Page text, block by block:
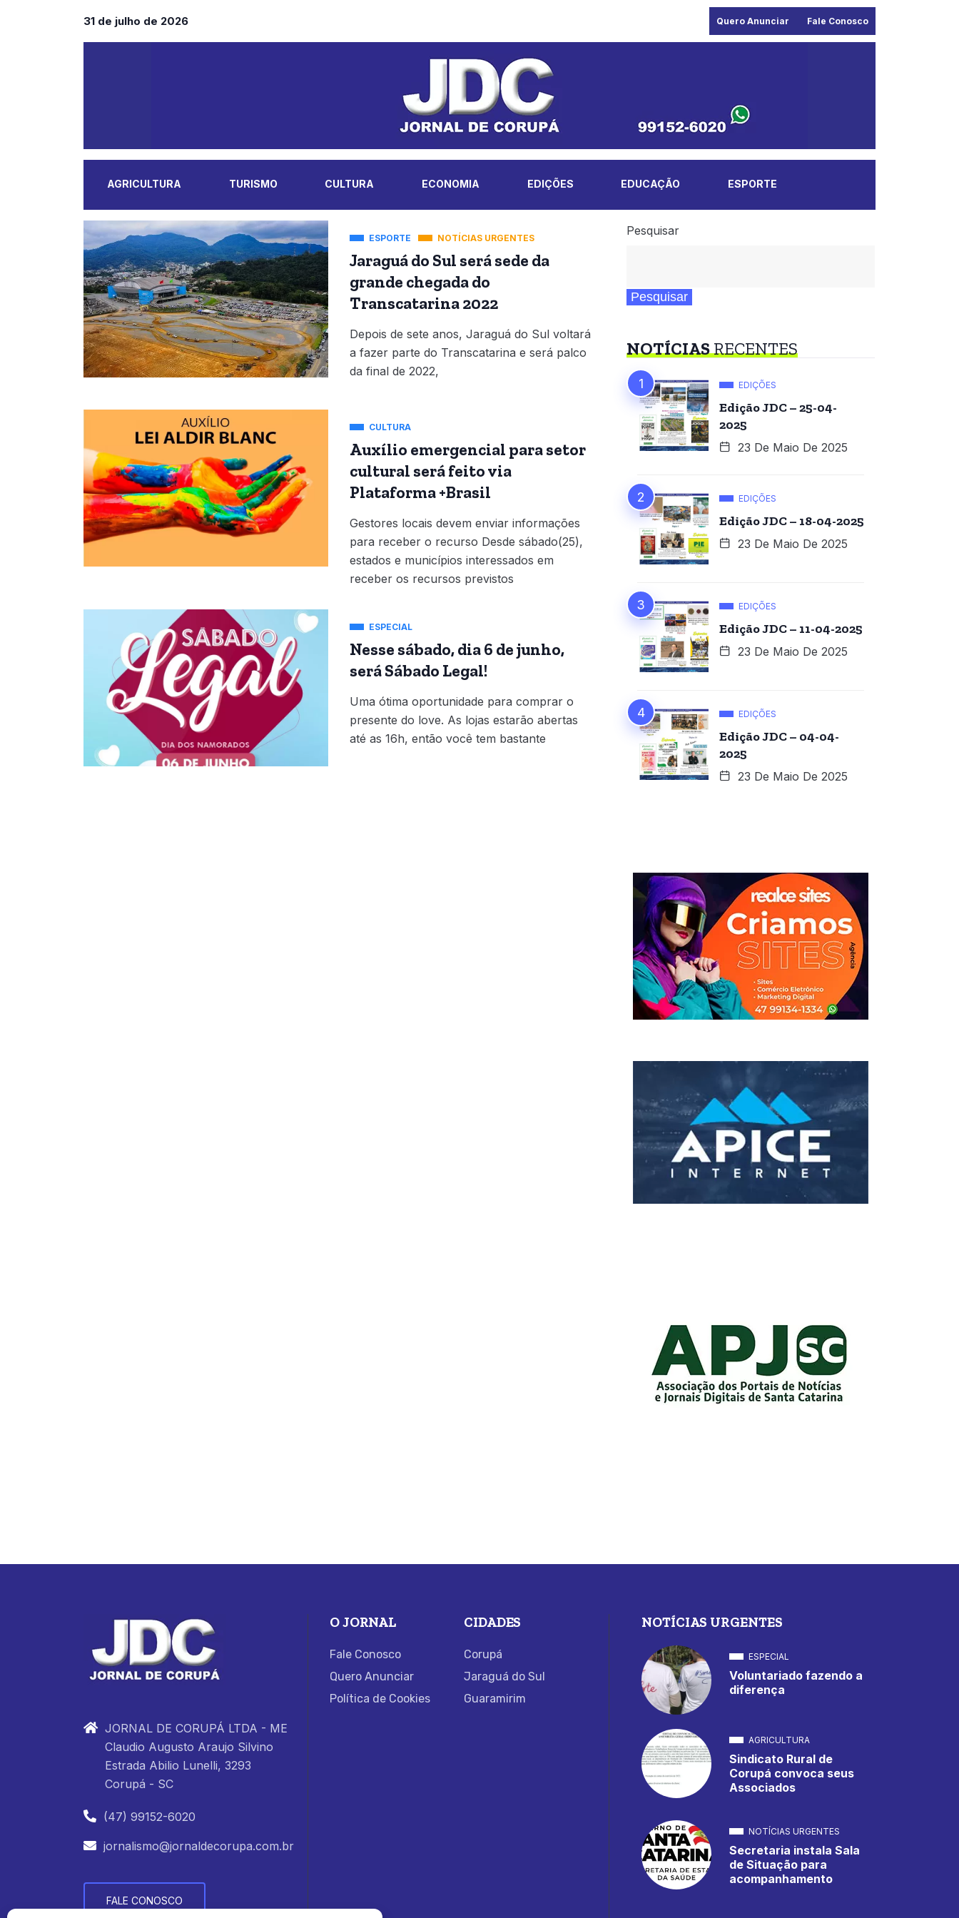
31 de julho de 2026 Quero Anunciar Fale Conosco
AGRICULTURA TURISMO CULTURA ECONOMIA EDIÇÕES EDUCAÇÃO ESPORTE
MAIS ESPORTE NOTÍCIAS URGENTES
Jaraguá do Sul será sede da
grande chegada do
Transcatarina 2022
Depois de sete anos, Jaraguá do Sul voltará
a fazer parte do Transcatarina e será palco
da final de 2022,
CULTURA
Auxílio emergencial para setor
cultural será feito via
Plataforma +Brasil
Gestores locais devem enviar informações
para receber o recurso Desde sábado(25),
estados e municípios interessados em
receber os recursos previstos
ESPECIAL
Nesse sábado, dia 6 de junho,
será Sábado Legal!
Uma ótima oportunidade para comprar o
presente do love. As lojas estarão abertas
até as 16h, então você tem bastante
Pesquisar
Pesquisar
NOTÍCIASRECENTES
EDIÇÕES
Edição JDC – 25-04-
2025
23 De Maio De 2025
EDIÇÕES
Edição JDC – 18-04-2025
23 De Maio De 2025
EDIÇÕES
Edição JDC – 11-04-2025
23 De Maio De 2025
EDIÇÕES
Edição JDC – 04-04-
2025
23 De Maio De 2025
JORNAL DE CORUPÁ LTDA - ME
Claudio Augusto Araujo Silvino
Estrada Abilio Lunelli, 3293
Corupá - SC
(47) 99152-6020
jornalismo@jornaldecorupa.com.br
FALE CONOSCO
O JORNAL
Fale Conosco
Quero Anunciar
Política de Cookies
CIDADES
Corupá
Jaraguá do Sul
Guaramirim
NOTÍCIAS URGENTES
ESPECIAL
Voluntariado fazendo a
diferença
AGRICULTURA
Sindicato Rural de
Corupá convoca seus
Associados
NOTÍCIAS URGENTES
Secretaria instala Sala
de Situação para
acompanhamento